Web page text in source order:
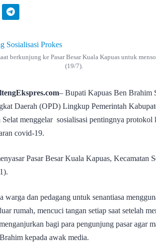
berkunjung ke Pasar Besar Kuala Kapuas untuk
(19/7).
– Bupati Kapuas Ben Brahim
Daerah (OPD) Lingkup Pemerintah
menggelar sosialisasi pentingnya protokol
covid-19.
Pasar Besar Kuala Kapuas, Kecamatan
warga dan pedagang untuk senantiasa
rumah, mencuci tangan setiap saat setelah
bagi para pengunjung pasar agar
kepada awak media.